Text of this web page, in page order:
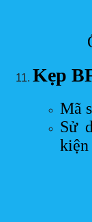
Kẹp
Mã
Sử
kiện